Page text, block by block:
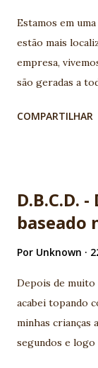
Estamos em
estão mais
empresa,
são geradas a
consumam suas
utilizado para
novos serviços.
(JSF2) e sua
Uma das
complexidade
necessário um
COMPARTILHAR
D.B.C.D.
baseado
Por Unknown
Depois de muito
acabei topando
minhas crianças
segundos e logo